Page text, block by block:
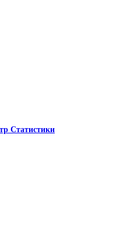
Статистики